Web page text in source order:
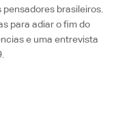
brasileiros.
para adiar o fim do
e uma entrevista